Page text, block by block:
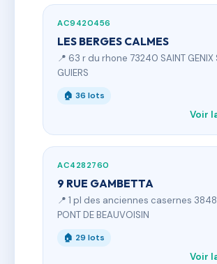
AC9420456
LES BERGES CALMES
📍 63 r du rhone 73240 SAINT GENIX
GUIERS
🏠 36 lots
Voir
AC4282760
9 RUE GAMBETTA
📍 1 pl des anciennes casernes
PONT DE BEAUVOISIN
🏠 29 lots
Voir